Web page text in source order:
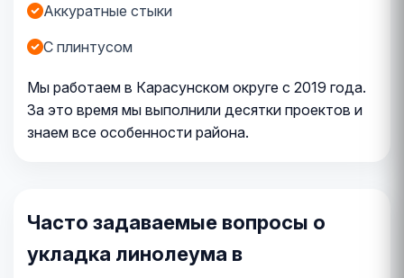
Аккуратные стыки
С плинтусом
Мы работаем в Карасунском округе с 2019 года.
За это время мы выполнили десятки проектов и
знаем все особенности района.
Часто задаваемые вопросы о
укладка линолеума в